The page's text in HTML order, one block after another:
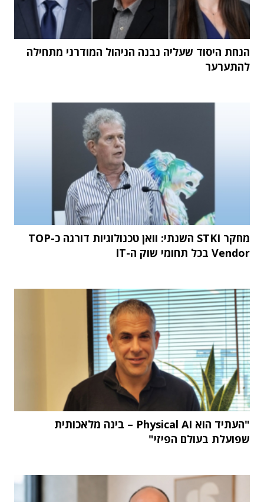
הנחת היסוד שעליה נבנה הניהול המודרני מתחילה
להתערער
מחקר STKI השנתי: וואן טכנולוגיות דורגה כ-TOP
Vendor בכל תחומי שוק ה-IT
"העתיד הוא Physical AI – בינה מלאכותית
שפועלת בעולם הפיזי"